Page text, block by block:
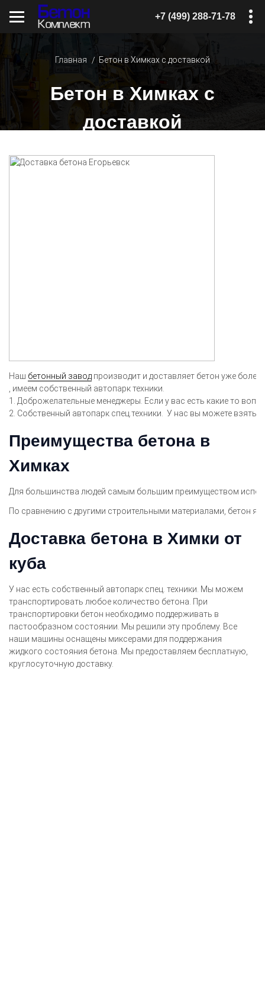
+7 (499) 288-71-78
Главная Бетон в Химках с доставкой
Бетон в Химках с
доставкой
Наш бетонный завод производит и доставляет бетон уже
, имеем собственный автопарк техники.
1. Доброжелательные менеджеры. Если у вас есть какие то
2. Собственный автопарк спец.техники. У нас вы можете взять
Преимущества бетона в
Химках
Для большинства людей самым большим преимуществом
По сравнению с другими строительными материалами, бетон
Доставка бетона в Химки от
куба
У нас есть собственный автопарк спец. техники. Мы можем
транспортировать любое количество бетона. При
транспортировки бетон необходимо поддерживать в
пастообразном состоянии. Мы решили эту проблему. Все
наши машины оснащены миксерами для поддержания
жидкого состояния бетона. Мы предоставляем бесплатную,
круглосуточную доставку.